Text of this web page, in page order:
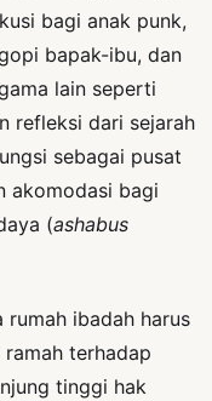
bagi anak punk,
bapak-ibu, dan
lain seperti
refleksi dari sejarah
sebagai pusat
akomodasi bagi
(ashabus
rumah ibadah harus
terhadap
tinggi hak